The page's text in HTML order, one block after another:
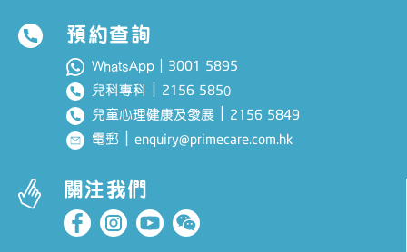
預約查詢
WhatsApp｜ 3001 5895
兒科專科 2156 5850
兒童心理健康及發展
2156 5849
電郵 ｜enquiry@primecare.com.hk
關注我們